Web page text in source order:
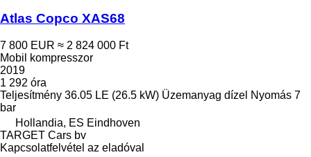
Atlas Copco XAS68
7 800 EUR ≈ 2 824 000 Ft
Mobil kompresszor
2019
1 292 óra
Teljesítmény 36.05 LE (26.5 kW) Üzemanyag dízel Nyomás 7
bar
Hollandia, ES Eindhoven
TARGET Cars bv
Kapcsolatfelvétel az eladóval